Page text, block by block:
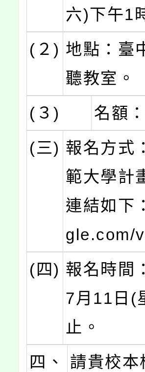
六)下午1
(２) 地點：臺
聽教室。
(３)
名額
(三) 報名方式
範大學計
連結如下
gle.com/
(四) 報名時間
7月11日(
止。
四、
請貴校本